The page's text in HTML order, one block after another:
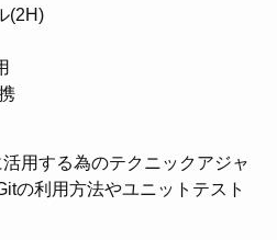
(2H)
用する為のテクニックアジャ
の利用方法やユニットテスト